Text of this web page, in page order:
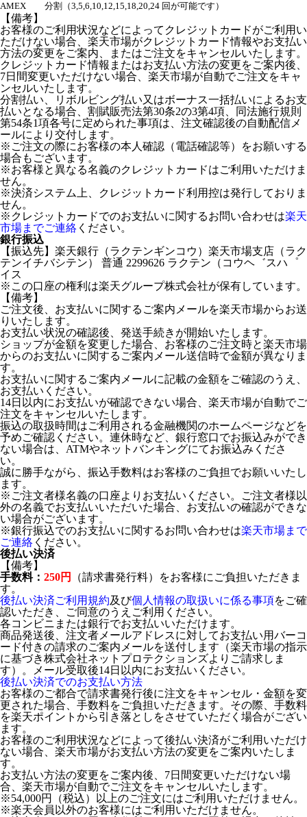
AMEX
分割（3,5,6,10,12,15,18,20,24 回が可能です）
【備考】
お客様のご利用状況などによってクレジットカードがご利用い
ただけない場合、楽天市場がクレジットカード情報やお支払い
方法の変更をご案内、またはご注文をキャンセルいたします。
クレジットカード情報またはお支払い方法の変更をご案内後、
7日間変更いただけない場合、楽天市場が自動でご注文をキャ
ンセルいたします。
分割払い、リボルビング払い又はボーナス一括払いによるお支
払いとなる場合、割賦販売法第30条2の3第4項、同法施行規則
第54条1項各号に定められた事項は、注文確認後の自動配信メ
ールにより交付します。
※ご注文の際にお客様の本人確認（電話確認等）をお願いする
場合もございます。
※お客様と異なる名義のクレジットカードはご利用いただけま
せん。
※決済システム上、クレジットカード利用控は発行しておりま
せん。
※クレジットカードでのお支払いに関するお問い合わせは楽天
市場までご連絡 ください。
銀行振込
【振込先】楽天銀行（ラクテンギンコウ）楽天市場支店（ラク
テンイチバシテン） 普通 2299626 ラクテン（コウヘ゛スハ゜
イス
※この口座の権利は楽天グループ株式会社が保有しています。
【備考】
ご注文後、お支払いに関するご案内メールを楽天市場からお送
りいたします。
お支払い状況の確認後、発送手続きが開始いたします。
ショップが金額を変更した場合、お客様のご注文時と楽天市場
からのお支払いに関するご案内メール送信時で金額が異なりま
す。
お支払いに関するご案内メールに記載の金額をご確認のうえ、
お支払いください。
14日以内にお支払いが確認できない場合、楽天市場が自動でご
注文をキャンセルいたします。
振込の取扱時間はご利用される金融機関のホームページなどを
予めご確認ください。連休時など、銀行窓口でお振込みができ
ない場合は、ATMやネットバンキングにてお振込みくださ
い。
誠に勝手ながら、振込手数料はお客様のご負担でお願いいたし
ます。
※ご注文者様名義の口座よりお支払いください。ご注文者様以
外の名義でお支払いいただいた場合、お支払いの確認ができな
い場合がございます。
※銀行振込でのお支払いに関するお問い合わせは楽天市場まで
ご連絡 ください。
後払い決済
【備考】
手数料： 250円
（請求書発行料）をお客様にご負担いただきま
す。
後払い決済ご利用規約及び個人情報の取扱いに係る事項をご確
認いただき、ご同意のうえご利用ください。
各コンビニまたは銀行でお支払いいただけます。
商品発送後、注文者メールアドレスに対してお支払い用バーコ
ード付きの請求のご案内メールを送付します（楽天市場の指示
に基づき株式会社ネットプロテクションズよりご請求しま
す）。メール受取後14日以内にお支払いください。
後払い決済でのお支払い方法
お客様のご都合で請求書発行後に注文をキャンセル・金額を変
更された場合、手数料をご負担いただきます。その際、手数料
を楽天ポイントから引き落としをさせていただく場合がござい
ます。
お客様のご利用状況などによって後払い決済がご利用いただけ
ない場合、楽天市場がお支払い方法の変更をご案内いたしま
す。
お支払い方法の変更をご案内後、7日間変更いただけない場
合、楽天市場が自動でご注文をキャンセルいたします。
※54,000円（税込）以上のご注文にはご利用いただけません。
※楽天会員以外のお客様にはご利用いただけません。